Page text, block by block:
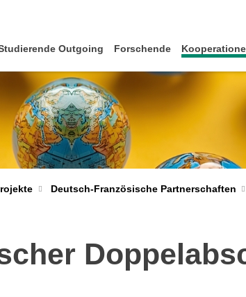
Outgoing Forschende
Deutsch-Französische Partnerschaften